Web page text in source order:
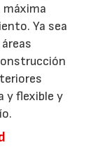
máxima
Ya sea
y flexible y